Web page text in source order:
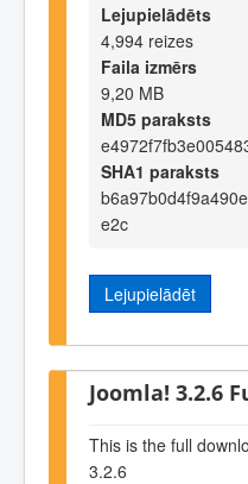
Lejupielādēts
4,994 reizes
Faila izmērs
9,20 MB
MD5 paraksts
SHA1 paraksts
e2c
Lejupielādēt
Joomla! 3.2.6
This is the full
3.2.6